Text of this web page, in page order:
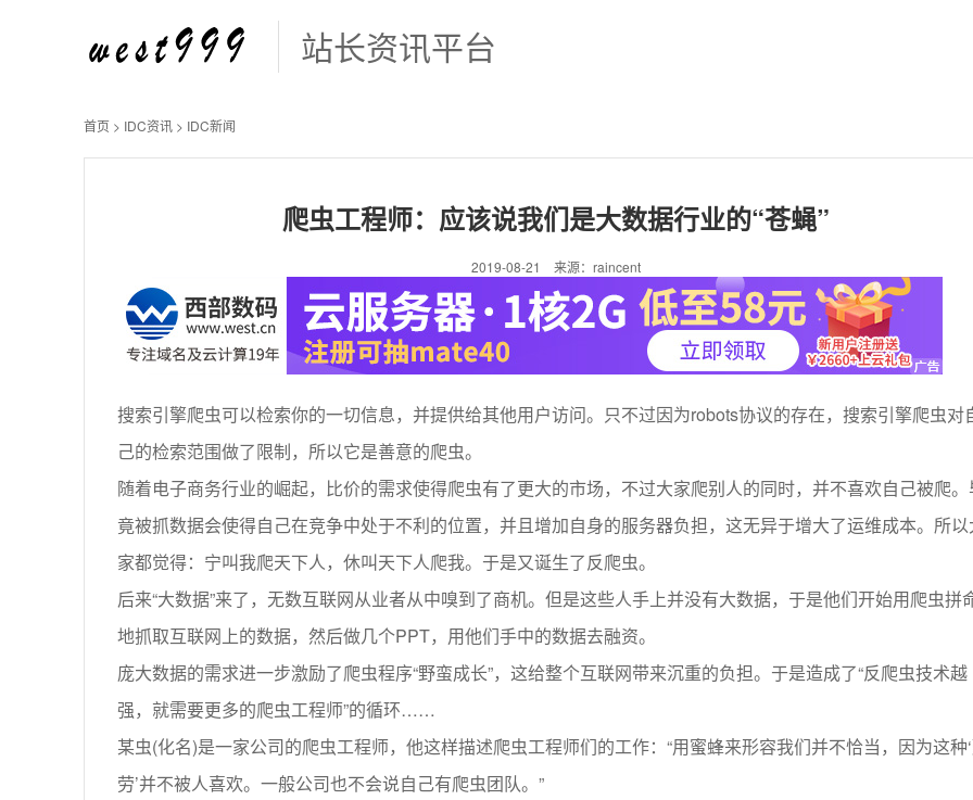
站长资讯平台
首页 > IDC资讯 > IDC新闻
爬虫工程师：应该说我们是大数据行业的“苍蝇”
2019-08-21 来源：raincent
搜索引擎爬虫可以检索你的一切信息，并提供给其他用户访问。只不过因为robots协议的存在，搜索引擎爬虫对
己的检索范围做了限制，所以它是善意的爬虫。
随着电子商务行业的崛起，比价的需求使得爬虫有了更大的市场，不过大家爬别人的同时，并不喜欢自己被爬
竟被抓数据会使得自己在竞争中处于不利的位置，并且增加自身的服务器负担，这无异于增大了运维成本。所以
家都觉得：宁叫我爬天下人，休叫天下人爬我。于是又诞生了反爬虫。
后来“大数据”来了，无数互联网从业者从中嗅到了商机。但是这些人手上并没有大数据，于是他们开始用爬虫拼
地抓取互联网上的数据，然后做几个PPT，用他们手中的数据去融资。
庞大数据的需求进一步激励了爬虫程序“野蛮成长”，这给整个互联网带来沉重的负担。于是造成了“反爬虫技术越
强，就需要更多的爬虫工程师”的循环……
某虫(化名)是一家公司的爬虫工程师，他这样描述爬虫工程师们的工作：“用蜜蜂来形容我们并不恰当，因为这种
劳’并不被人喜欢。一般公司也不会说自己有爬虫团队。”